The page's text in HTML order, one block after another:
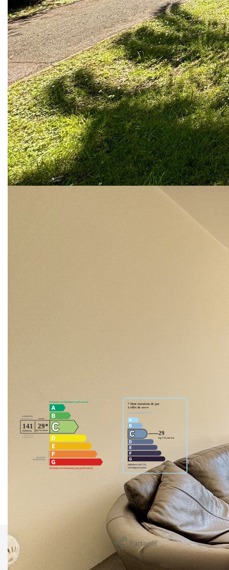
Couloir desservant 3 chambres avec placards (dont une
chambre avec balcon), 1 salle d'eau et un wc séparé.
Quelques travaux de rafraichissement seront à prévoir.
Se complétant d'un séchoir, d'une cave et d'un grand
garage fermé (électrifié).
* Possibilité d'agrandir la pièce de vie avec la cuisine
* Appartement traversant EST - OUEST
* Excellente isolation DPE C
* Au calme avec une belle vue dégagé sur les arbres et
espace vert
* Possibilité de stationnement libre dans la résidence
* Faible charge (85€ mois)
* Chauffage individuel au gaz (chaudière récente)
Montant estimé des dépenses annuelles d'énergie pour un
usage standard entre 760€ et 1070€. Pour la date de
référence 29/05/2024.
Partager
Calculer mon budget